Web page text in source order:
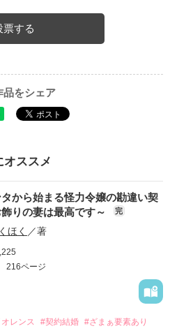
票する
品をシェア
オススメ
から始まる怪力令嬢の勘違い契
りの妻は最高です～
完
ほく ／著
216ページ
レンス #契約結婚 #ざまぁ要素あり